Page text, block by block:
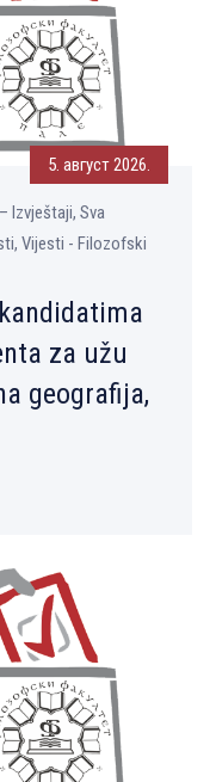
5. август 2026.
Izvještaji, Sva
Vijesti - Filozofski
za užu
geografija,